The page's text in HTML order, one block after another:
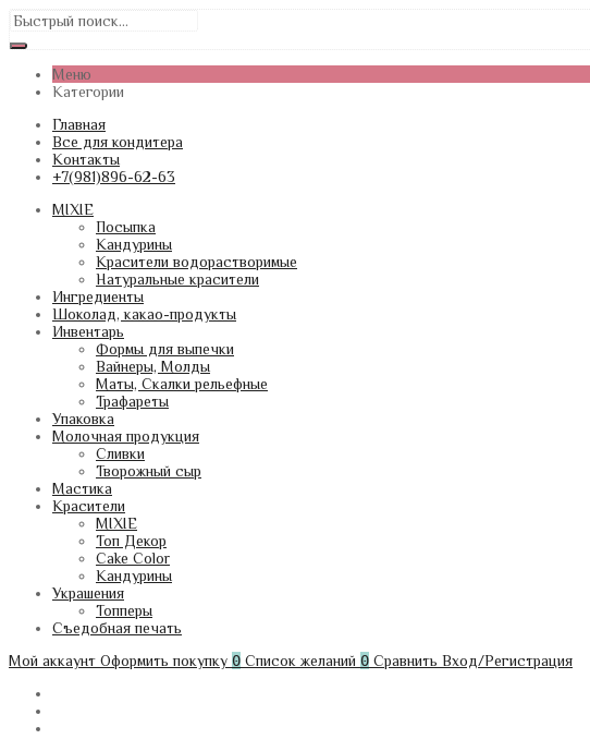
Меню
Категории
Главная
Все для кондитера
Контакты
+7(981)896-62-63
MIXIE
Посыпка
Кандурины
Красители водорастворимые
Натуральные красители
Ингредиенты
Шоколад, какао-продукты
Инвентарь
Формы для выпечки
Вайнеры, Молды
Маты, Скалки рельефные
Трафареты
Упаковка
Молочная продукция
Сливки
Творожный сыр
Мастика
Красители
MIXIE
Топ Декор
Cake Color
Кандурины
Украшения
Топперы
Съедобная печать
Мой аккаунт Оформить покупку 0 Список желаний 0 Сравнить Вход/Регистрация